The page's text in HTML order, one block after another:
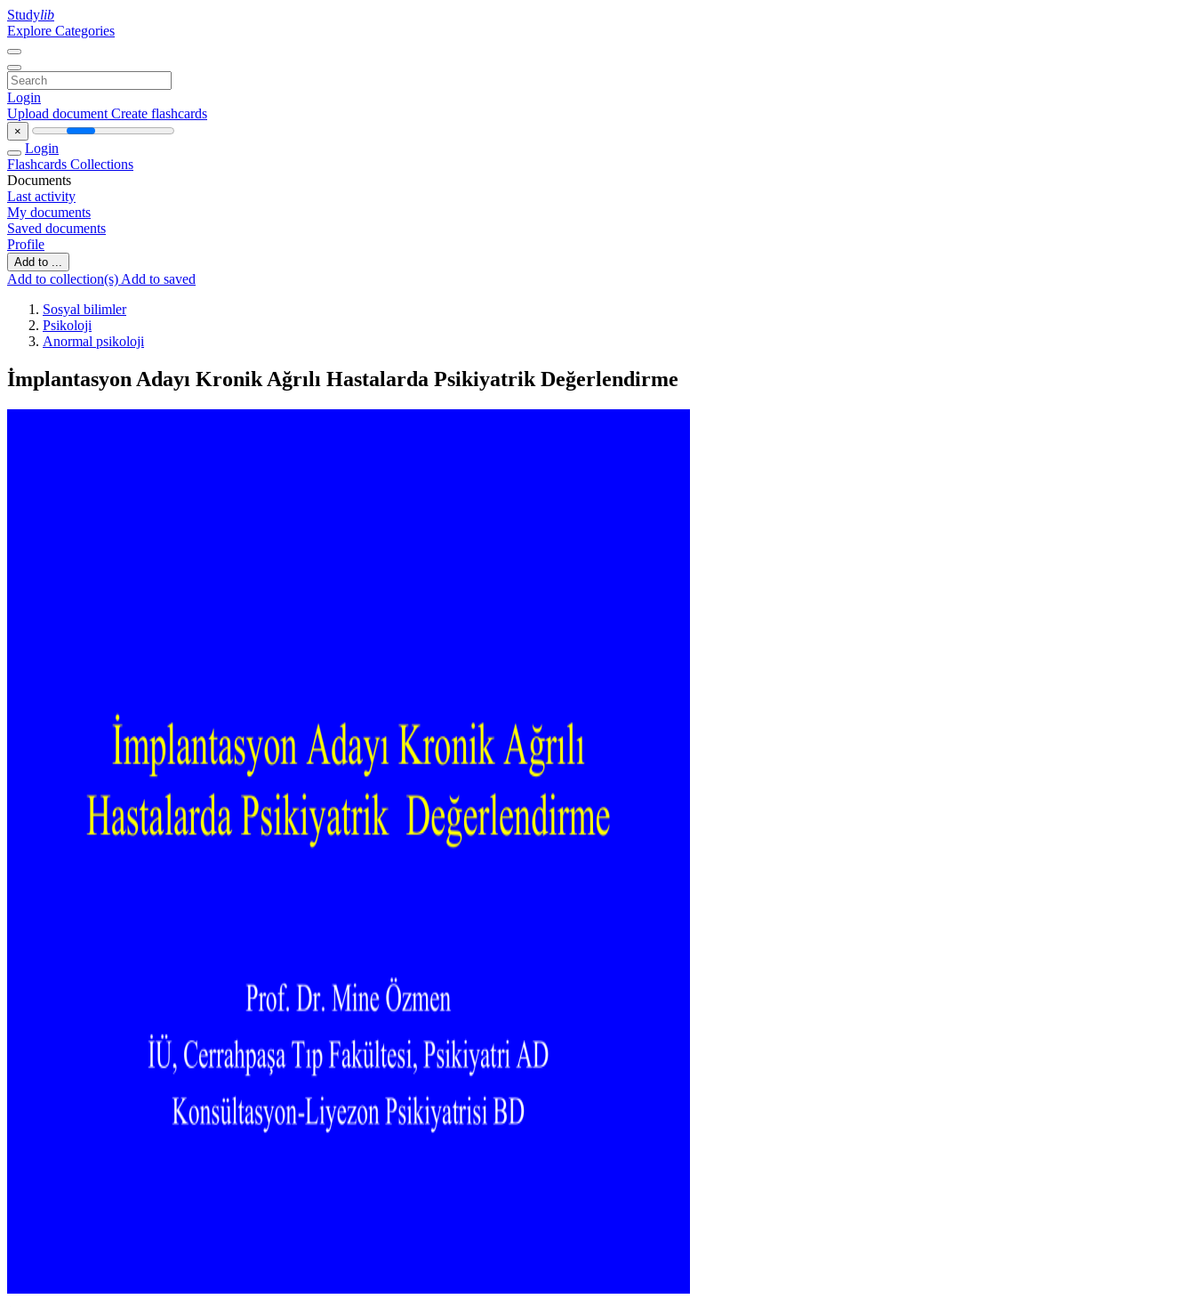
Studylib
Explore Categories
Login
Upload document Create flashcards
×
Login
Flashcards Collections
Documents
Last activity
My documents
Saved documents
Profile
Add to ...
Add to collection(s) Add to saved
Sosyal bilimler
Psikoloji
Anormal psikoloji
İmplantasyon Adayı Kronik Ağrılı Hastalarda Psikiyatrik Değerlendirme